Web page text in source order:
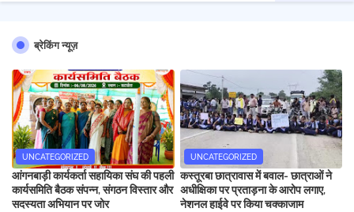
ब्रेकिंग न्यूज़
UNCATEGORIZED
आंगनबाड़ी कार्यकर्ता सहायिका संघ की पहली
कार्यसमिति बैठक संपन्न, संगठन विस्तार और
सदस्यता अभियान पर जोर
UNCATEGORIZED
कस्तूरबा छात्रावास में बवाल- छात्राओं ने
अधीक्षिका पर प्रताड़ना के आरोप लगाए,
नेशनल हाईवे पर किया चक्काजाम